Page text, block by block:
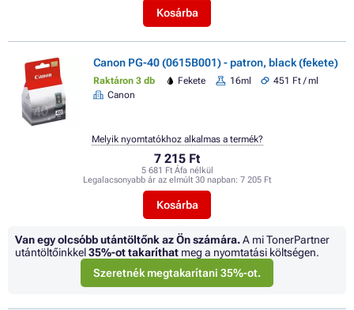
Kosárba
Canon PG-40 (0615B001) - patron, black (fekete)
Raktáron 3 db Fekete 16ml
451 Ft / ml
Canon
7 215 Ft
5 681 Ft Áfa nélkül
Legalacsonyabb ár az elmúlt 30 napban: 7 205 Ft
Kosárba
Melyik nyomtatókhoz alkalmas a termék?
Van egy olcsóbb utántöltőnk az Ön számára.A mi TonerPartner
utántöltőinkkel35%-ot takaríthat meg a nyomtatási költségen.
Szeretnék megtakarítani 35%-ot.